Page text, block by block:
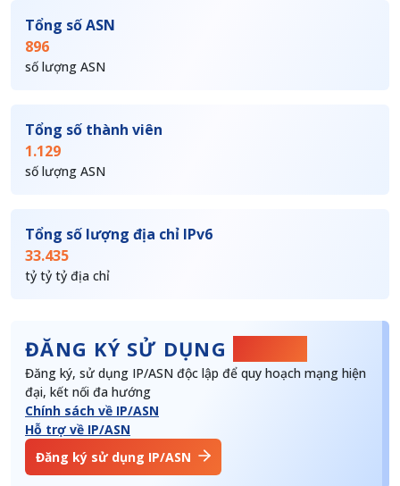
Tổng số ASN
896
số lượng ASN
Tổng số thành viên
1.129
số lượng ASN
Tổng số lượng địa chỉ IPv6
33.435
tỷ tỷ tỷ địa chỉ
ĐĂNG KÝ SỬ DỤNG
Đăng ký, sử dụng IP/ASN độc lập để quy hoạch mạng hiện
đại, kết nối đa hướng
Chính sách về IP/ASN
Hỗ trợ về IP/ASN
Đăng ký sử dụng IP/ASN